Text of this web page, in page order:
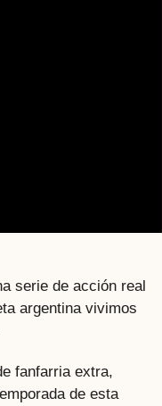
serie de acción real
argentina vivimos
fanfarria extra,
de esta